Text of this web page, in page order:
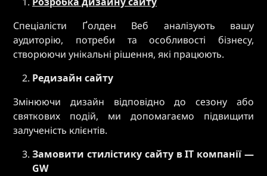
Спеціалісти Ґолден Веб аналізують вашу
аудиторію, потреби та особливості бізнесу,
створюючи унікальні рішення, які працюють.
Редизайн сайту
Змінюючи дизайн відповідно до сезону або
святкових подій, ми допомагаємо підвищити
залученість клієнтів.
Замовити стилістику сайту в IT компанії —
GW